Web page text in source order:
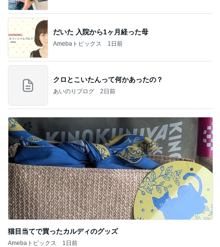
だいた 入院から1ヶ月経った母
Amebaトピックス 1日前
クロとこいたんって何かあったの？
あいのりブログ 2日前
猫目当てで買ったカルディのグッズ
Amebaトピックス 1日前